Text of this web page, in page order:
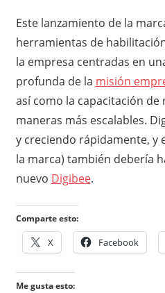
Este lanzamiento de la
herramientas de
la empresa centradas en
profunda de la misión
así como la capacitación
maneras más escalables.
y creciendo rápidamente, y
la marca) también debería
nuevo Digibee.
Comparte esto:
X Facebook
Me gusta esto: